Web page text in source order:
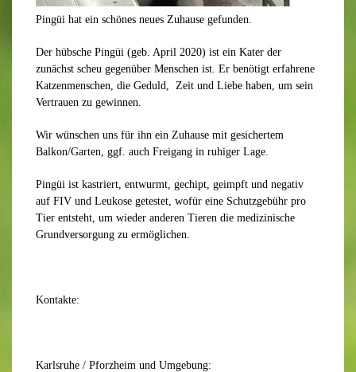
Pingüi hat ein schönes neues Zuhause gefunden.
Der hübsche Pingüi (geb. April 2020) ist ein Kater der
zunächst scheu gegenüber Menschen ist. Er benötigt erfahrene
Katzenmenschen, die Geduld, Zeit und Liebe haben, um sein
Vertrauen zu gewinnen.
Wir wünschen uns für ihn ein Zuhause mit gesichertem
Balkon/Garten, ggf. auch Freigang in ruhiger Lage.
Pingüi ist kastriert, entwurmt, gechipt, geimpft und negativ
auf FIV und Leukose getestet, wofür eine Schutzgebühr pro
Tier entsteht, um wieder anderen Tieren die medizinische
Grundversorgung zu ermöglichen.
Kontakte:
Karlsruhe / Pforzheim und Umgebung: